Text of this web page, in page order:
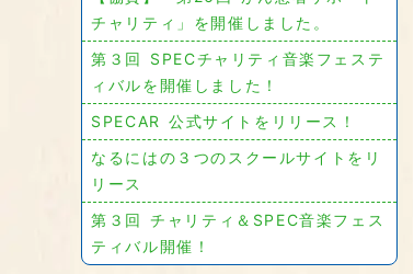
チャリティ」を開催しました。
第３回 SPECチャリティ音楽フェステ
ィバルを開催しました！
SPECAR 公式サイトをリリース！
なるにはの３つのスクールサイトをリ
リース
第３回 チャリティ＆SPEC音楽フェス
ティバル開催！